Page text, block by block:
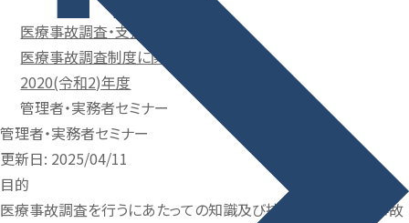
医療事故調査・支援センター事業
医療事故調査制度に関する研修
2020(令和2)年度
管理者・実務者セミナー
管理者・実務者セミナー
更新日: 2025/04/11
目的
医療事故調査を行うにあたっての知識及び技能の習得、医療事故